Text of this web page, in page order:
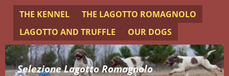
THE KENNEL
THE LAGOTTO ROMAGNOLO
LAGOTTO AND TRUFFLE
OUR DOGS
Selezione Lagotto Romagnolo